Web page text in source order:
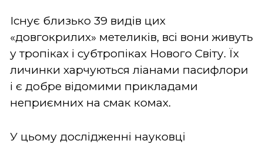
Існує близько 39 видів цих
«довгокрилих» метеликів, всі вони живуть
у тропіках і субтропіках Нового Світу. Їх
личинки харчуються ліанами пасифлори
і є добре відомими прикладами
неприємних на смак комах.
У цьому дослідженні науковці